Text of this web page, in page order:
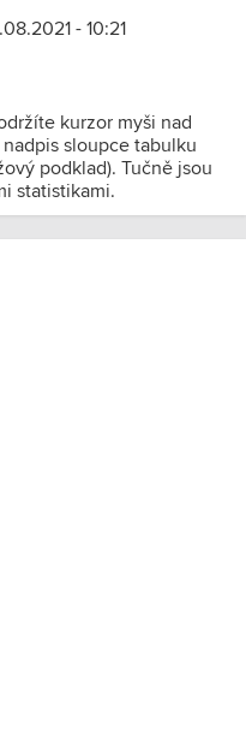
- 10:21
kurzor myši nad
sloupce tabulku
podklad). Tučně jsou
statistikami.